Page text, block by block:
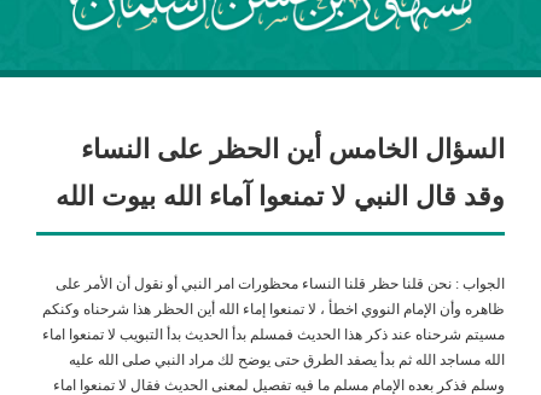
السؤال الخامس أين الحظر على النساء
وقد قال النبي لا تمنعوا آماء الله بيوت الله
الجواب : نحن قلنا حظر قلنا النساء محظورات امر النبي أو نقول أن الأمر على
ظاهره وأن الإمام النووي اخطأ ، لا تمنعوا إماء الله أين الحظر هذا شرحناه وكنكم
مسيتم شرحناه عند ذكر هذا الحديث فمسلم بدأ الحديث بدأ التبويب لا تمنعوا اماء
الله مساجد الله ثم بدأ يصفد الطرق حتى يوضح لك مراد النبي صلى الله عليه
وسلم فذكر بعده الإمام مسلم ما فيه تفصيل لمعنى الحديث فقال لا تمنعوا اماء